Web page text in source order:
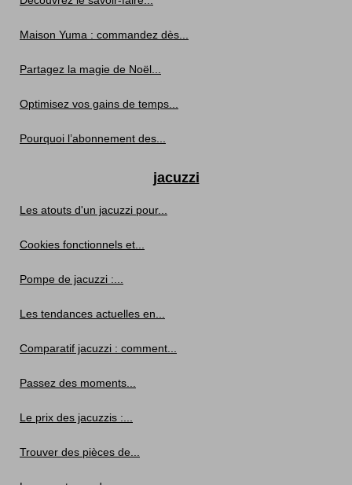
Maison Yuma : commandez dès...
Partagez la magie de Noël...
Optimisez vos gains de temps...
Pourquoi l’abonnement des...
jacuzzi
Les atouts d'un jacuzzi pour...
Cookies fonctionnels et...
Pompe de jacuzzi :...
Les tendances actuelles en...
Comparatif jacuzzi : comment...
Passez des moments...
Le prix des jacuzzis :...
Trouver des pièces de...